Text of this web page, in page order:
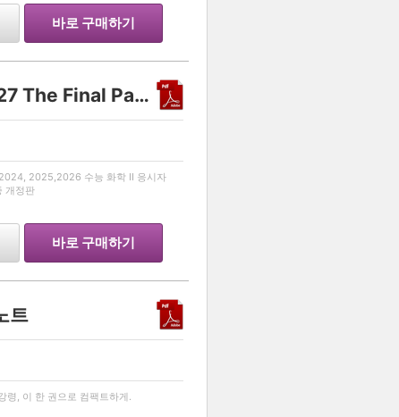
바로 구매하기
Another class 화학 II 2027 The Final Part 2
2025,2026 수능 화학 II 응시자
개정판
바로 구매하기
트
령, 이 한 권으로 컴팩트하게.